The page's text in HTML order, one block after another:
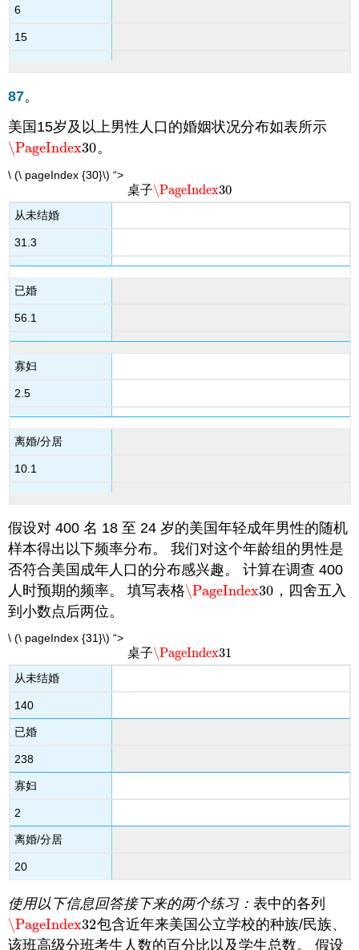
6
15
87。
美国15岁及以上男性人口的婚姻状况分布如表所示
\PageIndex30
\PageIndex30。
\ (\ pageIndex {30}\) “>
从未结婚
31.3
已婚
56.1
寡妇
2.5
离婚/分居
10.1
桌子\PageIndex30
\PageIndex30
假设对 400 名 18 至 24 岁的美国年轻成年男性的随机
样本得出以下频率分布。 我们对这个年龄组的男性是
否符合美国成年人口的分布感兴趣。 计算在调查 400
人时预期的频率。 填写表格\PageIndex30
\PageIndex30 ，四舍五入
到小数点后两位。
\ (\ pageIndex {31}\) “>
从未结婚
140
已婚
238
寡妇
2
离婚/分居
20
桌子\PageIndex31
\PageIndex31
使用以下信息回答接下来的两个练习：表中的各列
\PageIndex32
\PageIndex32包含近年来美国公立学校的种族/民族、
该班高级分班考生人数的百分比以及学生总数。 假设